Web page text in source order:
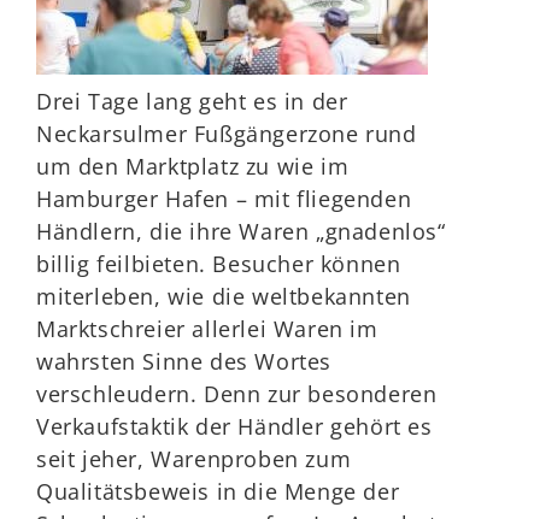
Drei Tage lang geht es in der
Neckarsulmer Fußgängerzone rund
um den Marktplatz zu wie im
Hamburger Hafen – mit fliegenden
Händlern, die ihre Waren „gnadenlos“
billig feilbieten. Besucher können
miterleben, wie die weltbekannten
Marktschreier allerlei Waren im
wahrsten Sinne des Wortes
verschleudern. Denn zur besonderen
Verkaufstaktik der Händler gehört es
seit jeher, Warenproben zum
Qualitätsbeweis in die Menge der